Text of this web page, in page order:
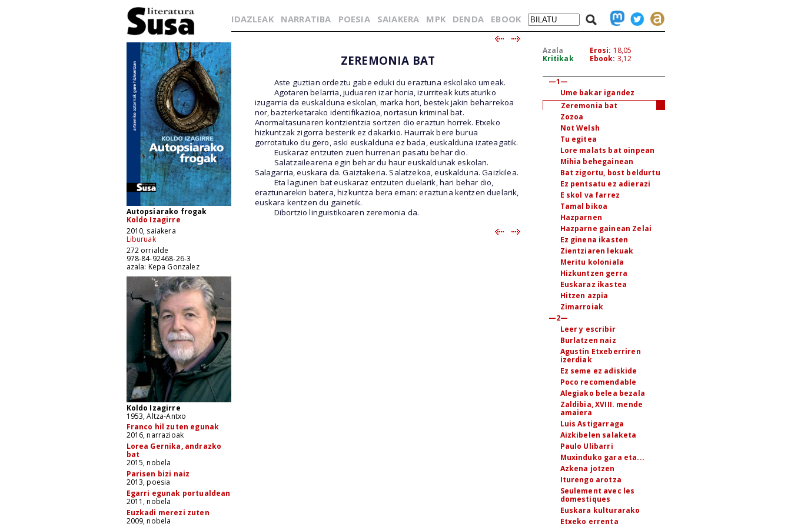
Autopsiarako frogak
Koldo Izagirre
2010, saiakera
Liburuak
272 orrialde
978-84-92468-26-3
azala: Kepa Gonzalez
Koldo Izagirre
1953, Altza-Antxo
Franco hil zuten egunak
2016, narrazioak
Lorea Gernika, andrazko
bat
2015, nobela
Parisen bizi naiz
2013, poesia
Egarri egunak portualdean
2011, nobela
Euzkadi merezi zuten
2009, nobela
IDAZLEAK NARRATIBA POESIA SAIAKERA MPK DENDA EBOOK
Azala
Kritikak
Erosi: 18,05
Ebook: 3,12
—1—
Ume bakar igandez
Zeremonia bat
Zozoa
Not Welsh
Tu egitea
Lore malats bat oinpean
Mihia behegainean
Bat zigortu, bost beldurtu
Ez pentsatu ez adierazi
E skol va farrez
Tamal bikoa
Hazparnen
Hazparne gainean Zelai
Ez ginena ikasten
Zientziaren lekuak
Meritu koloniala
Hizkuntzen gerra
Euskaraz ikastea
Hitzen azpia
Zimarroiak
—2—
Leer y escribir
Burlatzen naiz
Agustin Etxeberriren
izerdiak
Ez seme ez adiskide
Poco recomendable
Alegiako belea bezala
Zaldibia, XVIII. mende
amaiera
Luis Astigarraga
Aizkibelen salaketa
Paulo Ulibarri
Muxinduko gara eta...
Azkena jotzen
Iturengo arotza
Seulement avec les
domestiques
Euskara kulturarako
Etxeko errenta
ZEREMONIA BAT
Aste guztian ordeztu gabe eduki du eraztuna eskolako umeak.
Agotaren belarria, juduaren izar horia, izurriteak kutsaturiko
izugarria da euskalduna eskolan, marka hori, bestek jakin beharrekoa
nor, bazterketarako identifikazioa, nortasun kriminal bat.
Anormaltasunaren kontzientzia sortzen dio eraztun horrek. Etxeko
hizkuntzak zigorra besterik ez dakarkio. Haurrak bere burua
gorrotatuko du gero, aski euskalduna ez bada, euskalduna izateagatik.
Euskaraz entzuten zuen hurrenari pasatu behar dio.
Salatzailearena egin behar du haur euskaldunak eskolan.
Salagarria, euskara da. Gaiztakeria. Salatzekoa, euskalduna. Gaizkilea.
Eta lagunen bat euskaraz entzuten duelarik, hari behar dio,
eraztunarekin batera, hizkuntza bera eman: eraztuna kentzen duelarik,
euskara kentzen du gainetik.
Dibortzio linguistikoaren zeremonia da.